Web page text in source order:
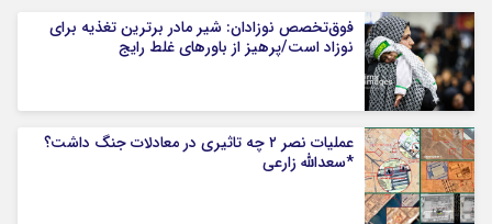
فوق‌تخصص نوزادان: شیر مادر برترین تغذیه برای
نوزاد است/پرهیز از باورهای غلط رایج
عملیات نصر ۲ چه تاثیری در معادلات جنگ داشت؟
*سعدالله زارعی